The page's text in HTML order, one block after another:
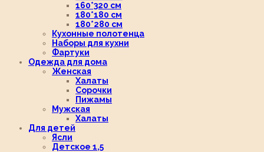
160*320 см
180*180 см
180*280 см
Кухонные полотенца
Наборы для кухни
Фартуки
Одежда для дома
Женская
Халаты
Сорочки
Пижамы
Мужская
Халаты
Для детей
Ясли
Детское 1,5